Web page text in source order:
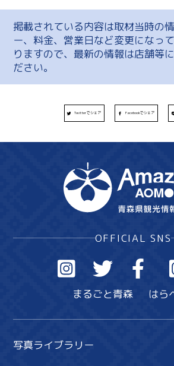
掲載されている内容は取材当時の
ー、料金、営業日など変更になっ
りますので、最新の情報は店舗等
ださい。
Twitterでシェア Facebookでシェア
OFFICIAL SNS
まるごと青森 はら
写真ライブラリー